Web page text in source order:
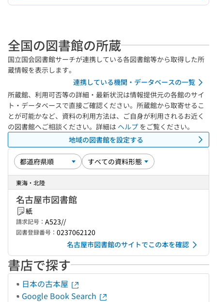
全国の図書館の所蔵
国立国会図書館サーチが連携している各図書館等から取得した所
蔵情報を表示します。
連携している機関・データベースの一覧
所蔵館、利用可否等の詳細・最新状況は情報提供元の各館のサイ
ト・データベースで直接ご確認ください。所蔵館から取寄せるこ
とが可能かなど、資料の利用方法は、ご自身が利用されるお近く
の図書館へご相談ください。詳細は ヘルプ をご覧ください。
地域の図書館を設定する
東海・北陸
名古屋市図書館
紙
請求記号： A523//
図書登録番号： 0237062120
名古屋市図書館のサイトでこの本を確認
書店で探す
日本の古本屋
Google Book Search